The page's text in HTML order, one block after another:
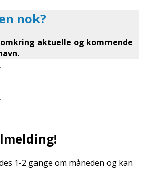
nok?
aktuelle og kommende
1-2 gange om måneden og kan